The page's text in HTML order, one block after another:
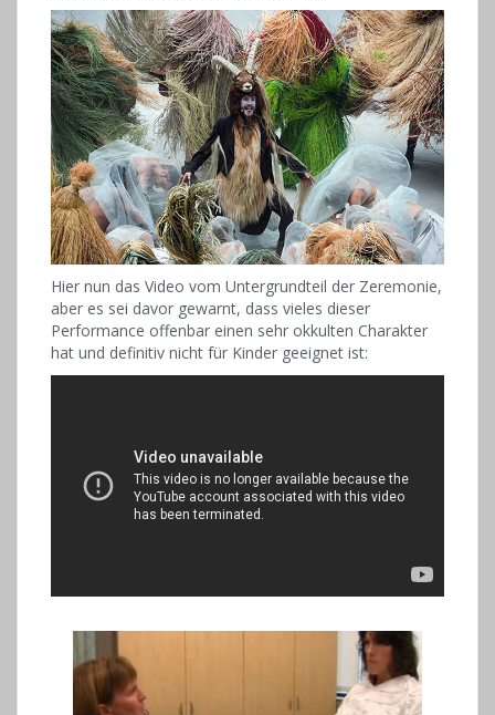
Hier nun das Video vom Untergrundteil der Zeremonie,
aber es sei davor gewarnt, dass vieles dieser
Performance offenbar einen sehr okkulten Charakter
hat und definitiv nicht für Kinder geeignet ist: